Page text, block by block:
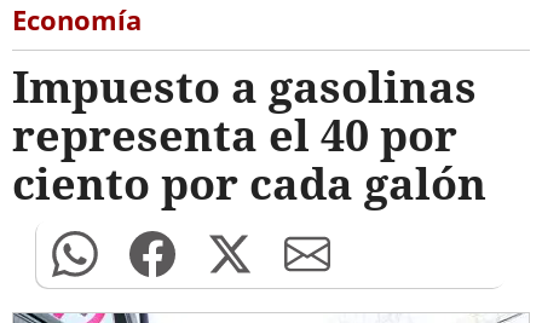
Economía
Impuesto a gasolinas
representa el 40 por
ciento por cada galón